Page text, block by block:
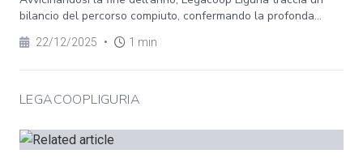
bilancio del percorso compiuto, confermando la profonda...
22/12/2025 • 1 min
LEGACOOPLIGURIA